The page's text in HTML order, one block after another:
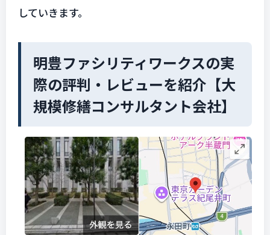
していきます。
明豊ファシリティワークスの実
際の評判・レビューを紹介【大
規模修繕コンサルタント会社】